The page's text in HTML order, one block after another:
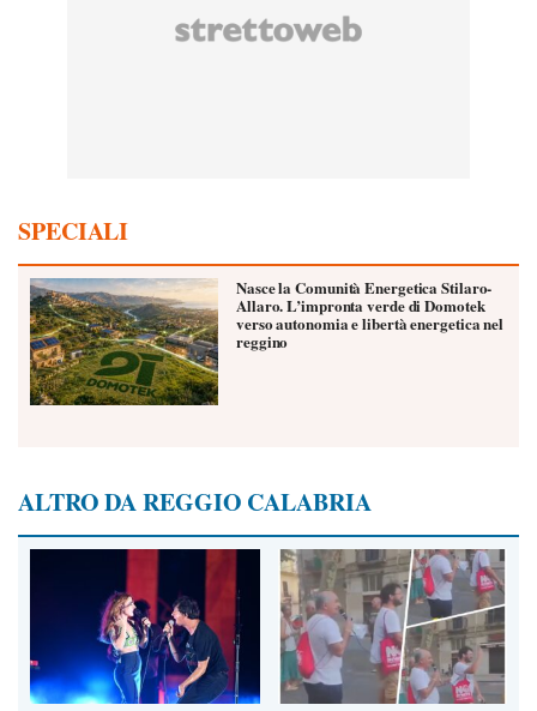
SPECIALI
Nasce la Comunità Energetica Stilaro-
Allaro. L’impronta verde di Domotek
verso autonomia e libertà energetica nel
reggino
ALTRO DA REGGIO CALABRIA